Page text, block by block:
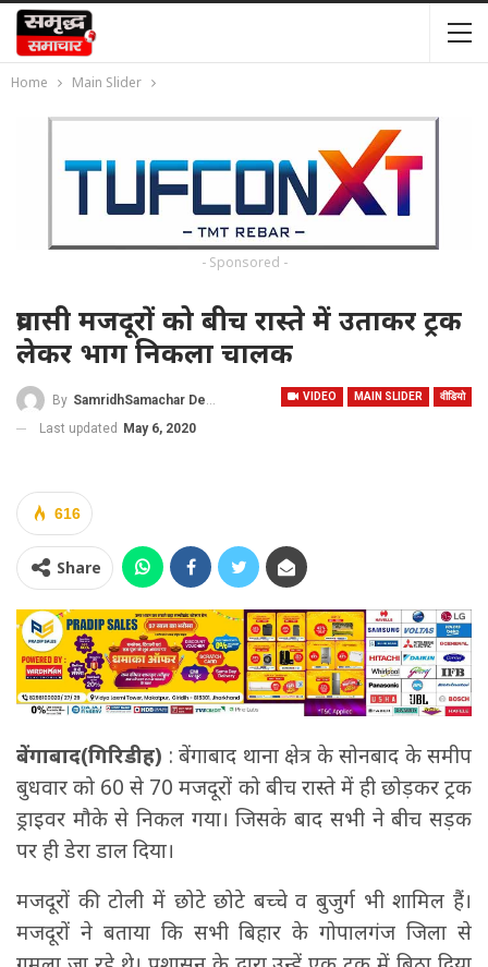
Home Main Slider
- Sponsored -
प्रवासी मजदूरों को बीच रास्ते में उताकर ट्रक
लेकर भाग निकला चालक
VIDEO MAIN SLIDER वीडियो
By SamridhSamachar Desk
Last updated May 6, 2020
616
Share
बेंगाबाद(गिरिडीह) : बेंगाबाद थाना क्षेत्र के सोनबाद के समीप
बुधवार को 60 से 70 मजदूरों को बीच रास्ते में ही छोड़कर ट्रक
ड्राइवर मौके से निकल गया। जिसके बाद सभी ने बीच सड़क
पर ही डेरा डाल दिया।
मजदूरों की टोली में छोटे छोटे बच्चे व बुजुर्ग भी शामिल हैं।
मजदूरों ने बताया कि सभी बिहार के गोपालगंज जिला से